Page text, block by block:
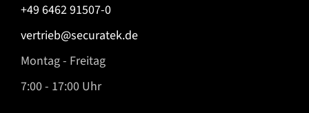
+49 6462 91507-0
vertrieb@securatek.de
Montag - Freitag
7:00 - 17:00 Uhr